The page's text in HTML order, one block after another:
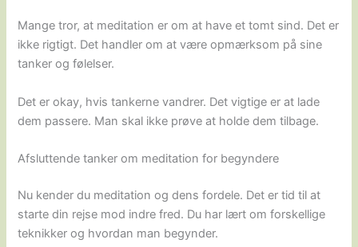
Mange tror, at meditation er om at have et tomt sind. Det er
ikke rigtigt. Det handler om at være opmærksom på sine
tanker og følelser.
Det er okay, hvis tankerne vandrer. Det vigtige er at lade
dem passere. Man skal ikke prøve at holde dem tilbage.
Afsluttende tanker om meditation for begyndere
Nu kender du meditation og dens fordele. Det er tid til at
starte din rejse mod indre fred. Du har lært om forskellige
teknikker og hvordan man begynder.